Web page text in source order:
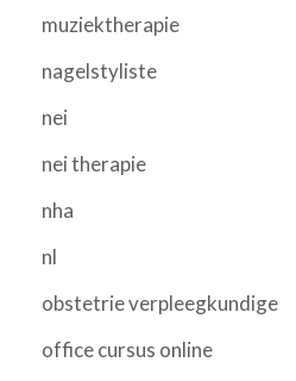
muziektherapie
nagelstyliste
nei
nei therapie
nha
nl
obstetrie verpleegkundige
office cursus online